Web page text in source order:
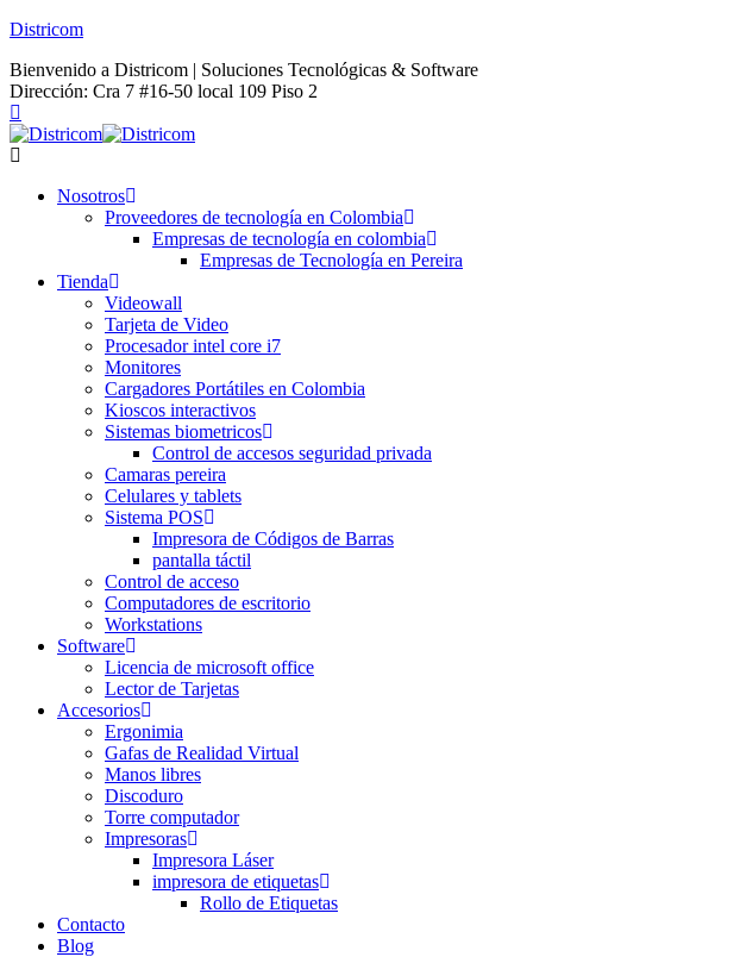
Districom
Bienvenido a Districom | Soluciones Tecnológicas & Software
Dirección: Cra 7 #16-50 local 109 Piso 2
Nosotros
Proveedores de tecnología en Colombia
Empresas de tecnología en colombia
Empresas de Tecnología en Pereira
Tienda
Videowall
Tarjeta de Video
Procesador intel core i7
Monitores
Cargadores Portátiles en Colombia
Kioscos interactivos
Sistemas biometricos
Control de accesos seguridad privada
Camaras pereira
Celulares y tablets
Sistema POS
Impresora de Códigos de Barras
pantalla táctil
Control de acceso
Computadores de escritorio
Workstations
Software
Licencia de microsoft office
Lector de Tarjetas
Accesorios
Ergonimia
Gafas de Realidad Virtual
Manos libres
Discoduro
Torre computador
Impresoras
Impresora Láser
impresora de etiquetas
Rollo de Etiquetas
Contacto
Blog